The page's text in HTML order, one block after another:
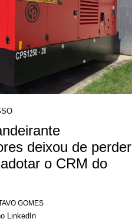
deixou de perder
o CRM do
GOMES
LinkedIn